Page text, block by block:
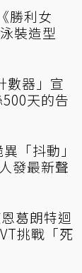
勝利女
裝造型
數器」宣
天的告
「抖動」
發最新聲
葛朗特迴
挑戰「死